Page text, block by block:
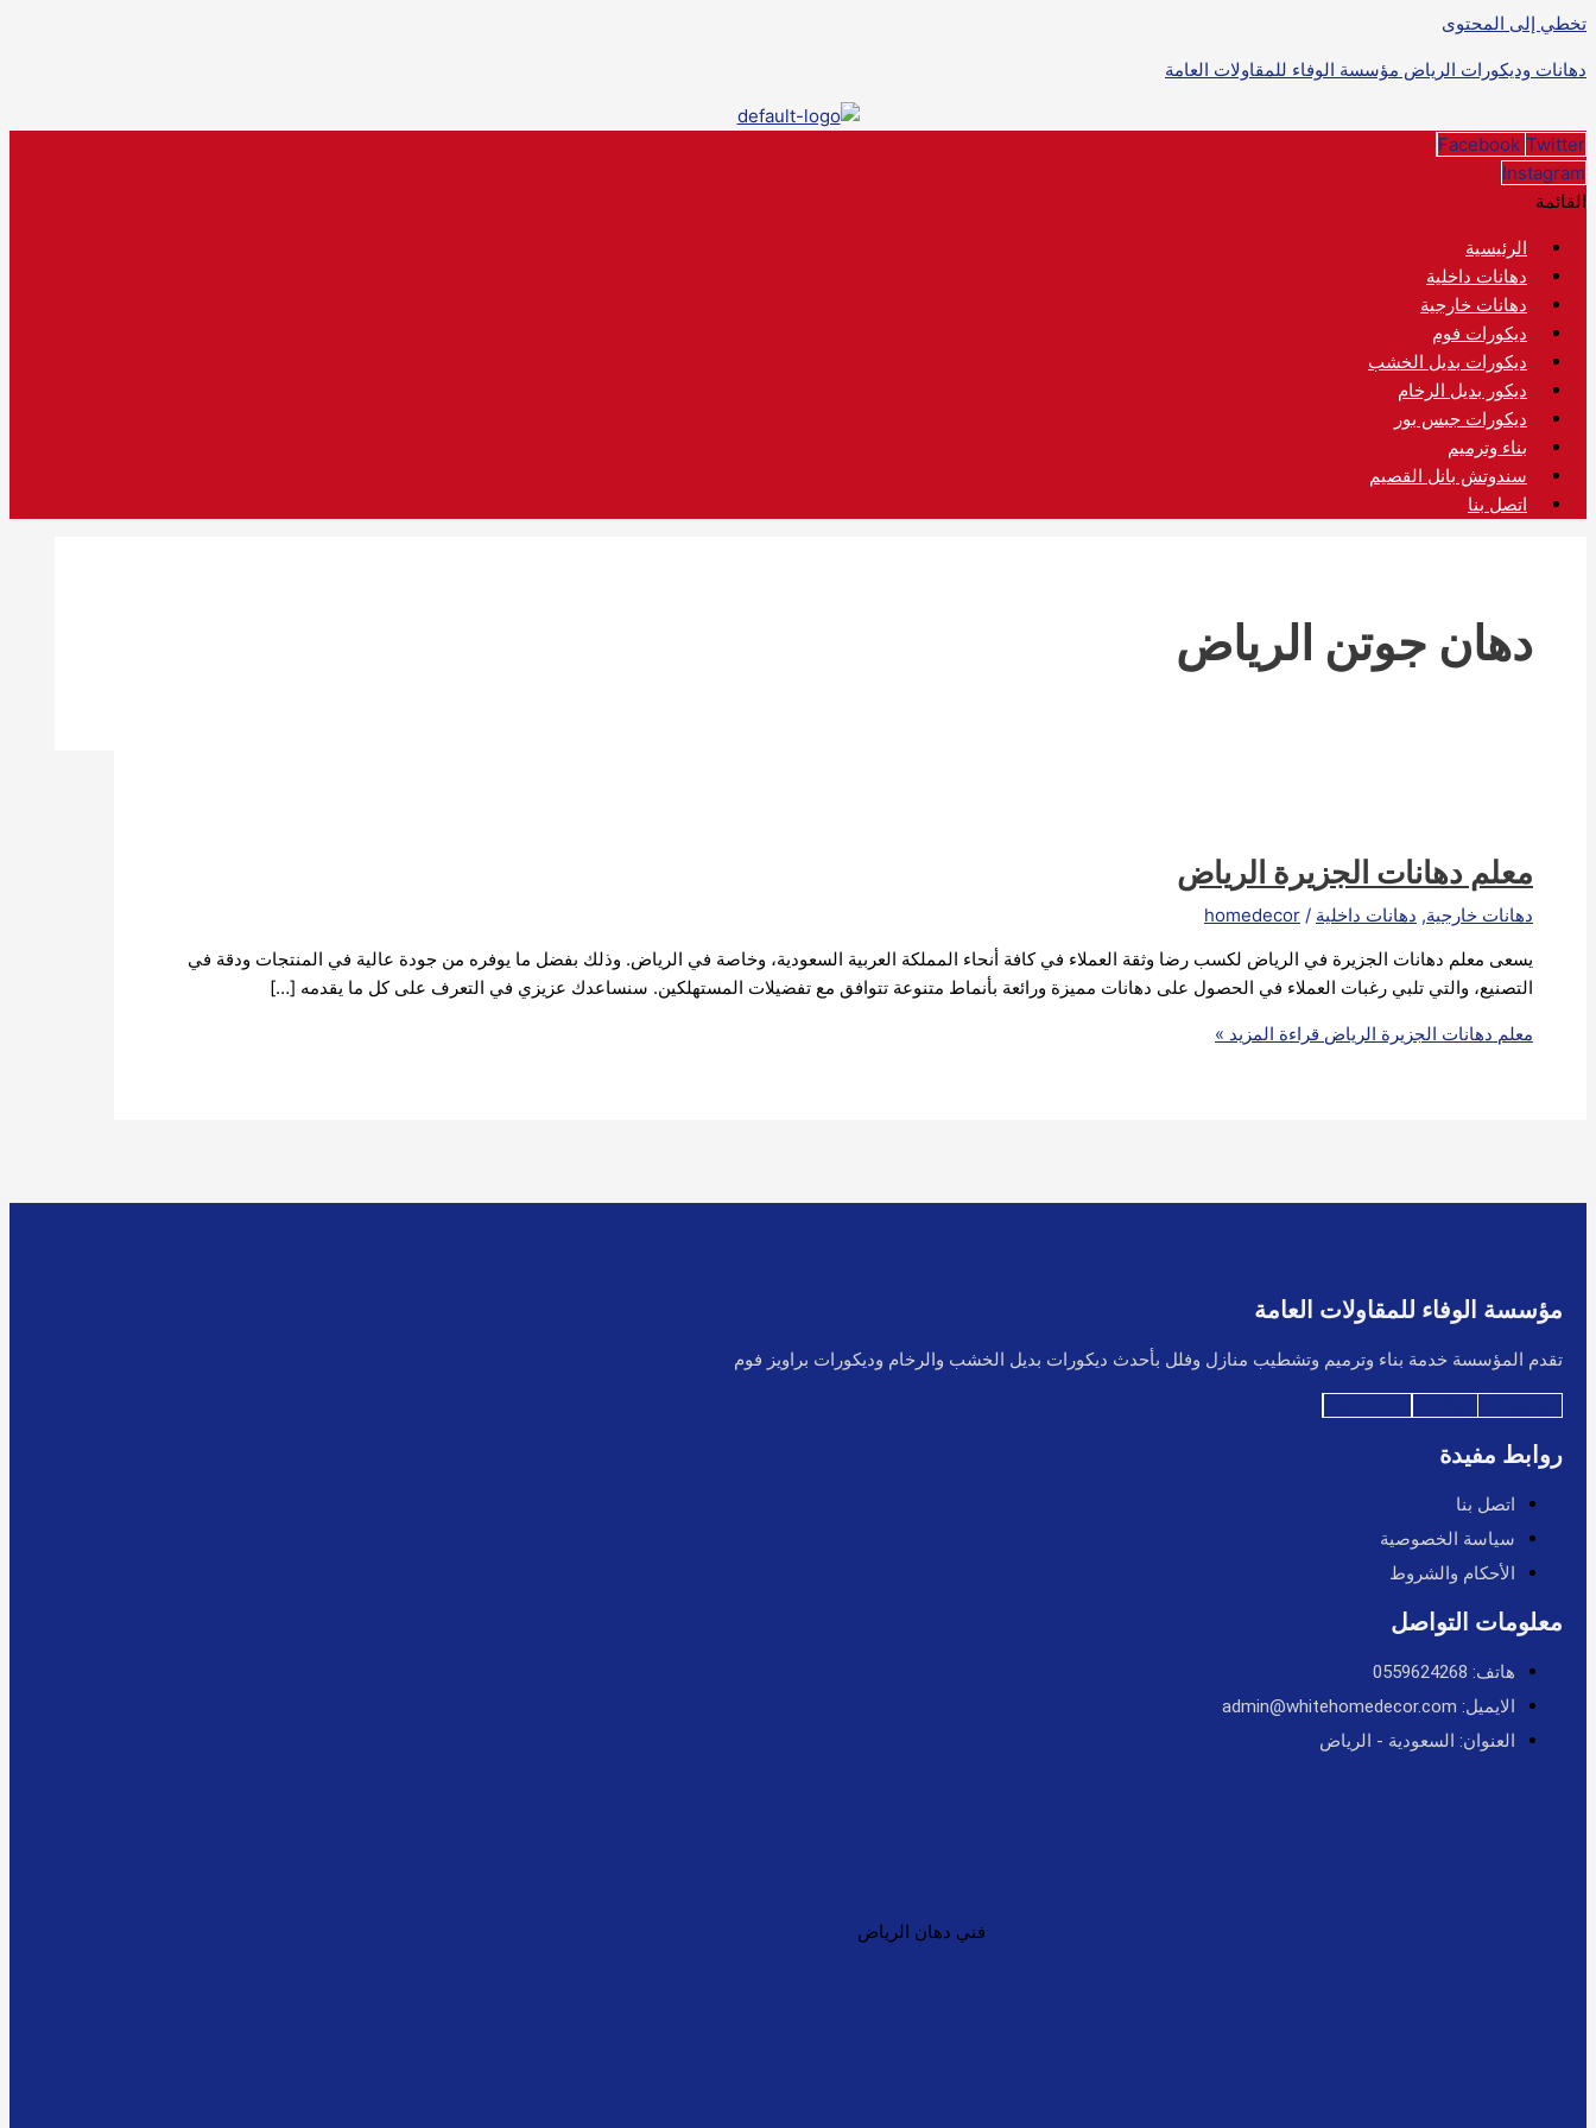
تخطي إلى المحتوى
دهانات وديكورات الرياض مؤسسة الوفاء للمقاولات العامة
Facebook Twitter
Instagram
القائمة
الرئيسية
دهانات داخلية
دهانات خارجية
ديكورات فوم
ديكورات بديل الخشب
ديكور بديل الرخام
ديكورات جبس بور
بناء وترميم
سندوتش بانل القصيم
اتصل بنا
دهان جوتن الرياض
معلم دهانات الجزيرة الرياض
دهانات خارجية, دهانات داخلية /
homedecor
يسعى معلم دهانات الجزيرة في الرياض لكسب رضا وثقة العملاء في كافة أنحاء المملكة العربية السعودية، وخاصة في الرياض. وذلك بفضل ما يوفره من جودة عالية في المنتجات ودقة في
التصنيع، والتي تلبي رغبات العملاء في الحصول على دهانات مميزة ورائعة بأنماط متنوعة تتوافق مع تفضيلات المستهلكين. سنساعدك عزيزي في التعرف على كل ما يقدمه […]
معلم دهانات الجزيرة الرياض قراءة المزيد »
مؤسسة الوفاء للمقاولات العامة
تقدم المؤسسة خدمة بناء وترميم وتشطيب منازل وفلل بأحدث ديكورات بديل الخشب والرخام وديكورات براويز فوم
روابط مفيدة
اتصل بنا
سياسة الخصوصية
الأحكام والشروط
معلومات التواصل
هاتف: 0559624268
الايميل: admin@whitehomedecor.com
العنوان: السعودية - الرياض
فني دهان الرياض